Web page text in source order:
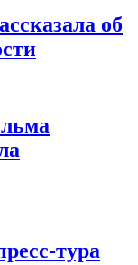
об
тура